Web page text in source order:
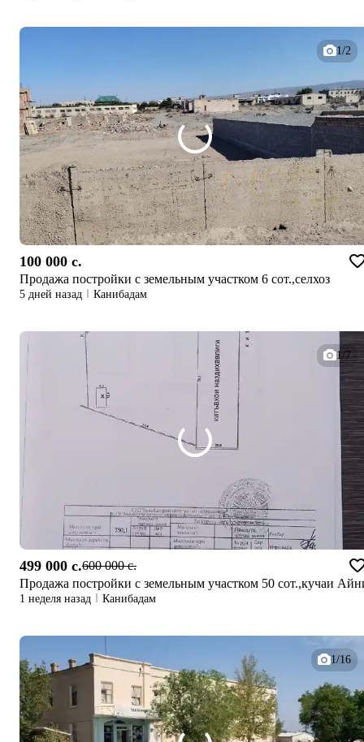
1/2
100 000 c.
Продажа постройки с земельным участком 6 сот.,селхоз
5 дней назад Канибадам
1/7
499 000 c.600 000 c.
Продажа постройки с земельным участком 50 сот.,кучаи
1 неделя назад Канибадам
1/16